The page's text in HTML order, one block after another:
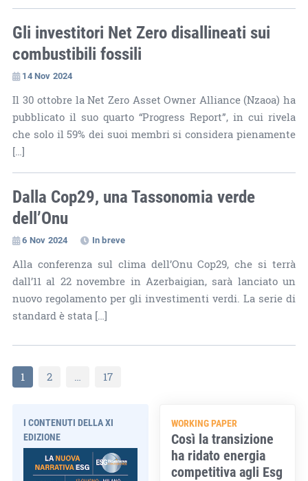
Gli investitori Net Zero disallineati sui
combustibili fossili
14 Nov 2024
Il 30 ottobre la Net Zero Asset Owner Alliance (Nzaoa) ha
pubblicato il suo quarto “Progress Report”, in cui rivela
che solo il 59% dei suoi membri si considera pienamente
[…]
Dalla Cop29, una Tassonomia verde
dell’Onu
6 Nov 2024 In breve
Alla conferenza sul clima dell’Onu Cop29, che si terrà
dall’11 al 22 novembre in Azerbaigian, sarà lanciato un
nuovo regolamento per gli investimenti verdi. La serie di
standard è stata […]
1 2 … 17
I CONTENUTI DELLA XI
EDIZIONE
WORKING PAPER
Così la transizione
ha ridato energia
competitiva agli Esg